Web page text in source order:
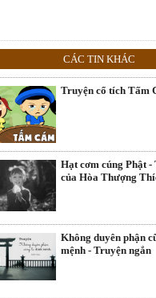
CÁC TIN KHÁC
Truyện cổ tích Tấm
Hạt cơm cúng Phật -
của Hòa Thượng
Không duyên phận
mệnh - Truyện ngắn